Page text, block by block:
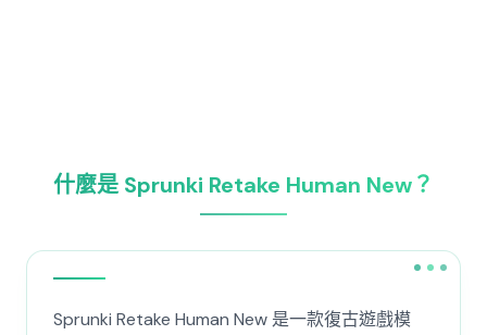
什麼是 Sprunki Retake Human New？
Sprunki Retake Human New 是一款復古遊戲模